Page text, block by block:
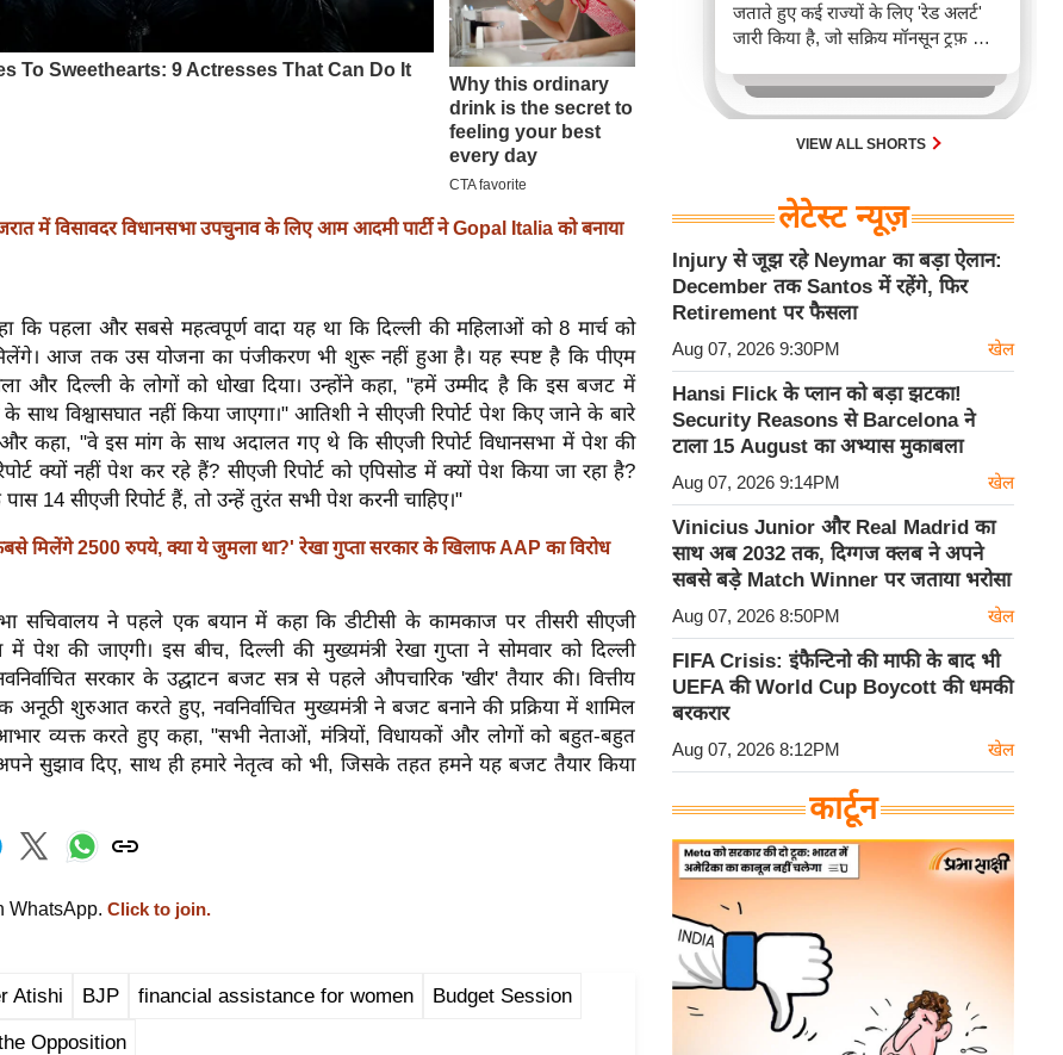
में विसावदर विधानसभा उपचुनाव के लिए आम आदमी पार्टी ने Gopal Italia को बनाया
कि पहला और सबसे महत्वपूर्ण वादा यह था कि दिल्ली की महिलाओं को 8 मार्च को
आज तक उस योजना का पंजीकरण भी शुरू नहीं हुआ है। यह स्पष्ट है कि पीएम
और दिल्ली के लोगों को धोखा दिया। उन्होंने कहा, "हमें उम्मीद है कि इस बजट में
साथ विश्वासघात नहीं किया जाएगा।" आतिशी ने सीएजी रिपोर्ट पेश किए जाने के बारे
कहा, "वे इस मांग के साथ अदालत गए थे कि सीएजी रिपोर्ट विधानसभा में पेश की
क्यों नहीं पेश कर रहे हैं? सीएजी रिपोर्ट को एपिसोड में क्यों पेश किया जा रहा है?
14 सीएजी रिपोर्ट हैं, तो उन्हें तुरंत सभी पेश करनी चाहिए।"
मिलेंगे 2500 रुपये, क्या ये जुमला था?' रेखा गुप्ता सरकार के खिलाफ AAP का विरोध
सचिवालय ने पहले एक बयान में कहा कि डीटीसी के कामकाज पर तीसरी सीएजी
में पेश की जाएगी। इस बीच, दिल्ली की मुख्यमंत्री रेखा गुप्ता ने सोमवार को दिल्ली
सरकार के उद्घाटन बजट सत्र से पहले औपचारिक 'खीर' तैयार की। वित्तीय
अनूठी शुरुआत करते हुए, नवनिर्वाचित मुख्यमंत्री ने बजट बनाने की प्रक्रिया में शामिल
व्यक्त करते हुए कहा, "सभी नेताओं, मंत्रियों, विधायकों और लोगों को बहुत-बहुत
अपने सुझाव दिए, साथ ही हमारे नेतृत्व को भी, जिसके तहत हमने यह बजट तैयार किया
WhatsApp. Click to join.
Atishi BJP financial assistance for women Budget Session
Opposition
जताते हुए कई राज्यों के लिए 'रेड अलर्ट'
जारी किया है, जो सक्रिय मॉनसून ट्रफ़ और
जिससे यातायात बाधित होने के साथ-साथ
सफदरजंग अस्पताल में भी जलभराव की
स्थिति बनी।VIEW ALL SHORTS
लेटेस्ट न्यूज़
Injury से जूझ रहे Neymar का बड़ा ऐलान:
December तक Santos में रहेंगे, फिर
Retirement पर फैसला
Aug 07, 2026 9:30PM खेल
Hansi Flick के प्लान को बड़ा झटका!
Security Reasons से Barcelona ने
टाला 15 August का अभ्यास मुकाबला
Aug 07, 2026 9:14PM खेल
Vinicius Junior और Real Madrid का
साथ अब 2032 तक, दिग्गज क्लब ने अपने
सबसे बड़े Match Winner पर जताया भरोसा
Aug 07, 2026 8:50PM खेल
FIFA Crisis: इंफैन्टिनो की माफी के बाद भी
UEFA की World Cup Boycott की धमकी
बरकरार
Aug 07, 2026 8:12PM खेल
कार्टून